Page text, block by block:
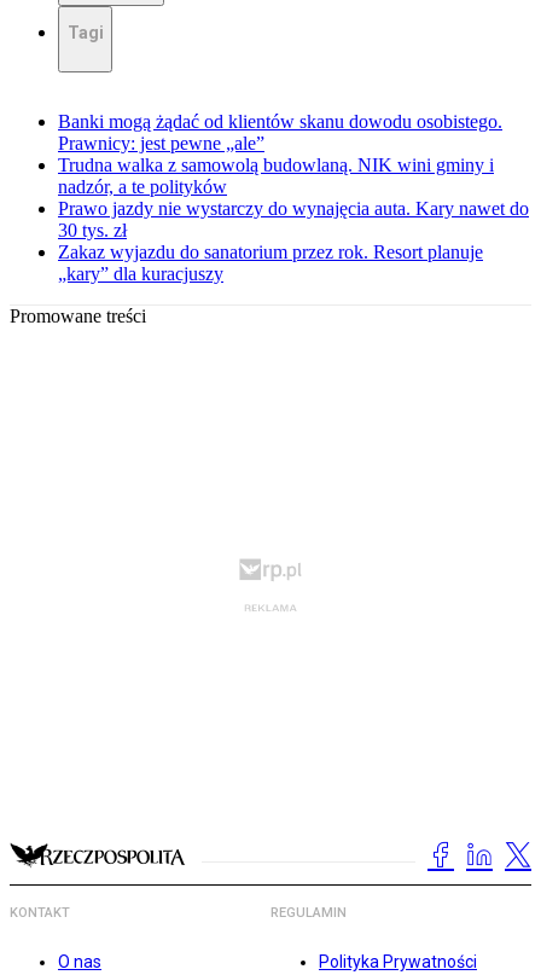
Tagi
Banki mogą żądać od klientów skanu dowodu osobistego.
Prawnicy: jest pewne „ale”
Trudna walka z samowolą budowlaną. NIK wini gminy i
nadzór, a te polityków
Prawo jazdy nie wystarczy do wynajęcia auta. Kary nawet do
30 tys. zł
Zakaz wyjazdu do sanatorium przez rok. Resort planuje
„kary” dla kuracjuszy
Promowane treści
KONTAKT
O nas
REGULAMIN
Polityka Prywatności